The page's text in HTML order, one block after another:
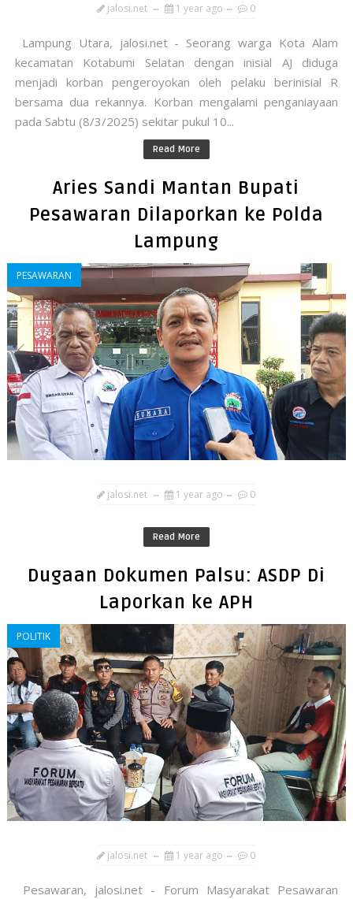
jalosi.net 1 year ago 0
Lampung Utara, jalosi.net - Seorang warga Kota Alam
kecamatan Kotabumi Selatan dengan inisial AJ diduga
menjadi korban pengeroyokan oleh pelaku berinisial R
bersama dua rekannya. Korban mengalami penganiayaan
pada Sabtu (8/3/2025) sekitar pukul 10...
Read More
Aries Sandi Mantan Bupati
Pesawaran Dilaporkan ke Polda
Lampung
PESAWARAN
jalosi.net 1 year ago 0
Read More
Dugaan Dokumen Palsu: ASDP Di
Laporkan ke APH
POLITIK
jalosi.net 1 year ago 0
Pesawaran, jalosi.net - Forum Masyarakat Pesawaran